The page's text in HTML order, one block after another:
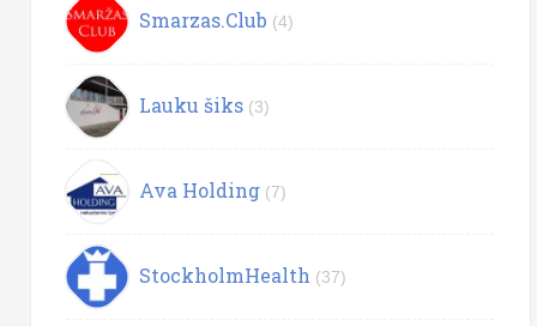
Smarzas.Club (4)
Lauku šiks (3)
Ava Holding (7)
StockholmHealth (37)